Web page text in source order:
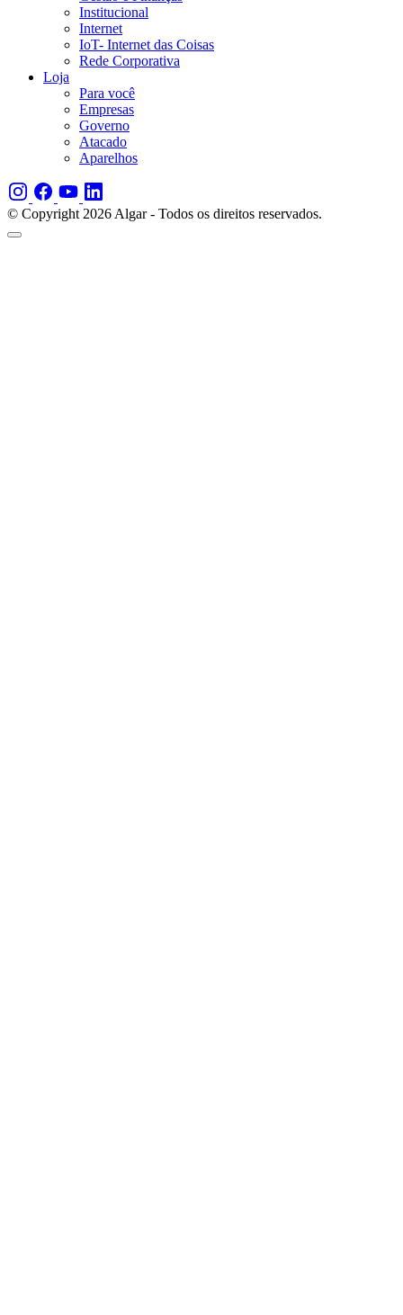
Institucional
Internet
IoT- Internet das Coisas
Rede Corporativa
Loja
Para você
Empresas
Governo
Atacado
Aparelhos
© Copyright 2026 Algar - Todos os direitos reservados.